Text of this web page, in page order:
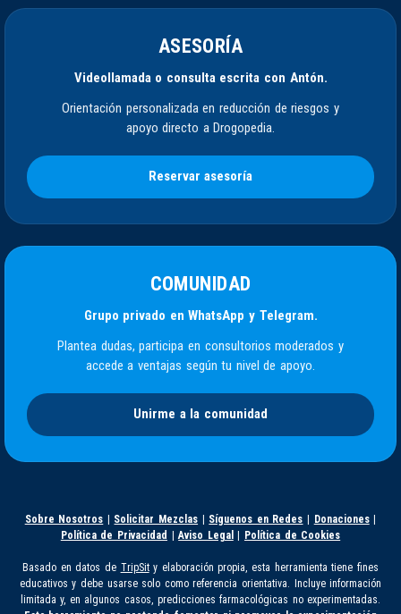
ASESORÍA
Videollamada o consulta escrita con Antón.
Orientación personalizada en reducción de riesgos y
apoyo directo a Drogopedia.
Reservar asesoría
COMUNIDAD
Grupo privado en WhatsApp y Telegram.
Plantea dudas, participa en consultorios moderados y
accede a ventajas según tu nivel de apoyo.
Unirme a la comunidad
Sobre Nosotros | Solicitar Mezclas | Síguenos en Redes | Donaciones|
Política de Privacidad |Aviso Legal | Política de Cookies
Basado en datos de TripSity elaboración propia, esta herramienta tiene fines
educativos y debe usarse solo como referencia orientativa. Incluye información
limitada y, en algunos casos, predicciones farmacológicas no experimentadas.